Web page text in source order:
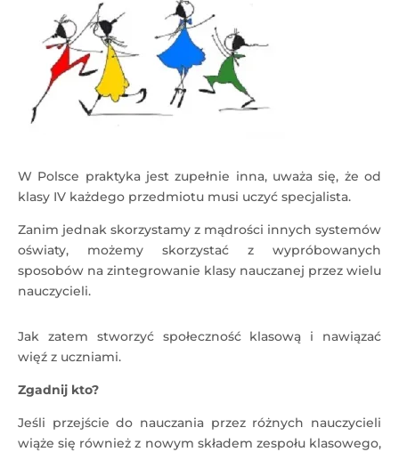
W Polsce praktyka jest zupełnie inna, uważa się, że od
klasy IV każdego przedmiotu musi uczyć specjalista.
Zanim jednak skorzystamy z mądrości innych systemów
oświaty, możemy skorzystać z wypróbowanych
sposobów na zintegrowanie klasy nauczanej przez wielu
nauczycieli.
Jak zatem stworzyć społeczność klasową i nawiązać
więź z uczniami.
Zgadnij kto?
Jeśli przejście do nauczania przez różnych nauczycieli
wiąże się również z nowym składem zespołu klasowego,